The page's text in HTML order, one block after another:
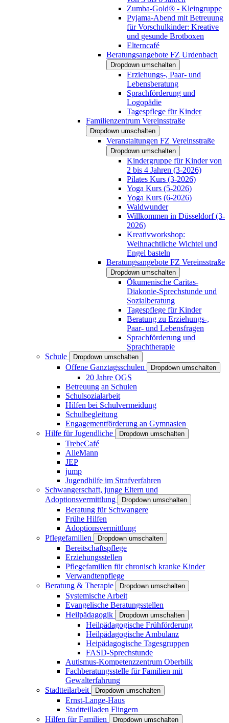
Zumba-Gold® - Kleingruppe
Pyjama-Abend mit Betreuung
für Vorschulkinder: Kreative
und gesunde Brotboxen
Elterncafé
Beratungsangebote FZ Urdenbach
Dropdown umschalten
Erziehungs-, Paar- und
Lebensberatung
Sprachförderung und
Logopädie
Tagespflege für Kinder
Familienzentrum Vereinsstraße
Dropdown umschalten
Veranstaltungen FZ Vereinsstraße
Dropdown umschalten
Kindergruppe für Kinder von
2 bis 4 Jahren (3-2026)
Pilates Kurs (3-2026)
Yoga Kurs (5-2026)
Yoga Kurs (6-2026)
Waldwunder
Willkommen in Düsseldorf (3-
2026)
Kreativworkshop:
Weihnachtliche Wichtel und
Engel basteln
Beratungsangebote FZ Vereinsstraße
Dropdown umschalten
Ökumenische Caritas-
Diakonie-Sprechstunde und
Sozialberatung
Tagespflege für Kinder
Beratung zu Erziehungs-,
Paar- und Lebensfragen
Sprachförderung und
Sprachtherapie
Schule
Dropdown umschalten
Offene Ganztagsschulen Dropdown umschalten
20 Jahre OGS
Betreuung an Schulen
Schulsozialarbeit
Hilfen bei Schulvermeidung
Schulbegleitung
Engagementförderung an Gymnasien
Hilfe für Jugendliche
Dropdown umschalten
TrebeCafé
AlleMann
JEP
jump
Jugendhilfe im Strafverfahren
Schwangerschaft, junge Eltern und
Adoptionsvermittlung
Dropdown umschalten
Beratung für Schwangere
Frühe Hilfen
Adoptionsvermittlung
Pflegefamilien
Dropdown umschalten
Bereitschaftspflege
Erziehungsstellen
Pflegefamilien für chronisch kranke Kinder
Verwandtenpflege
Beratung & Therapie
Dropdown umschalten
Systemische Arbeit
Evangelische Beratungsstellen
Heilpädagogik
Dropdown umschalten
Heilpädagogische Frühförderung
Heilpädagogische Ambulanz
Heipädagogische Tagesgruppen
FASD-Sprechstunde
Autismus-Kompetenzzentrum Oberbilk
Fachberatungsstelle für Familien mit
Gewalterfahrung
Stadtteilarbeit
Dropdown umschalten
Ernst-Lange-Haus
Stadtteilladen Flingern
Hilfen für Familien
Dropdown umschalten